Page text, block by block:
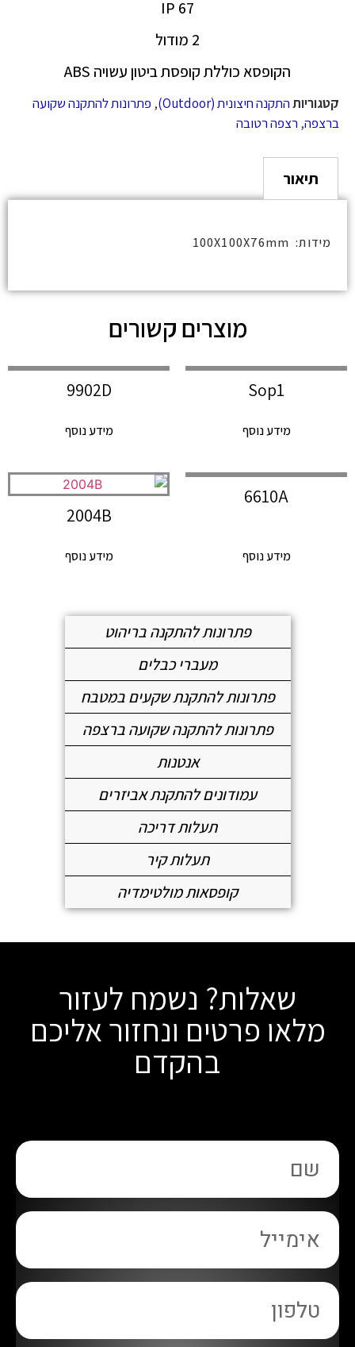
IP 67
2 מודול
הקופסא כוללת קופסת ביטון עשויה ABS
קטגוריותהתקנה חיצונית (Outdoor) , פתרונות להתקנה שקועה
ברצפה, רצפה רטובה
תיאור
מידות: 100X100X76mm
מוצרים קשורים
Sop1
מידע נוסף
9902D
מידע נוסף
6610A
מידע נוסף
2004B
מידע נוסף
פתרונות להתקנה בריהוט
מעברי כבלים
פתרונות להתקנת שקעים במטבח
פתרונות להתקנה שקועה ברצפה
אנטנות
עמודונים להתקנת אביזרים
תעלות דריכה
תעלות קיר
קופסאות מולטימדיה
שאלות? נשמח לעזור
מלאו פרטים ונחזור אליכם
בהקדם